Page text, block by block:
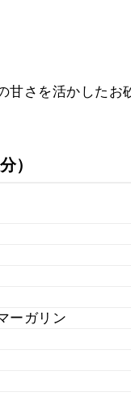
甘さを活かした
）
ーガリン